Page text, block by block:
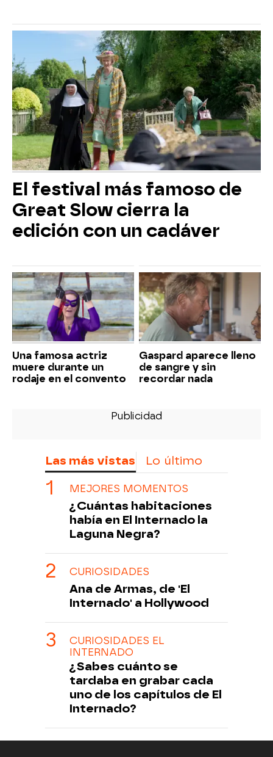
El festival más famoso de
Great Slow cierra la
edición con un cadáver
Una famosa actriz
muere durante un
rodaje en el convento
Gaspard aparece lleno
de sangre y sin
recordar nada
Las más vistas Lo último
MEJORES MOMENTOS
¿Cuántas habitaciones
había en El Internado la
Laguna Negra?
CURIOSIDADES
Ana de Armas, de 'El
Internado' a Hollywood
CURIOSIDADES EL
INTERNADO
¿Sabes cuánto se
tardaba en grabar cada
uno de los capítulos de El
Internado?